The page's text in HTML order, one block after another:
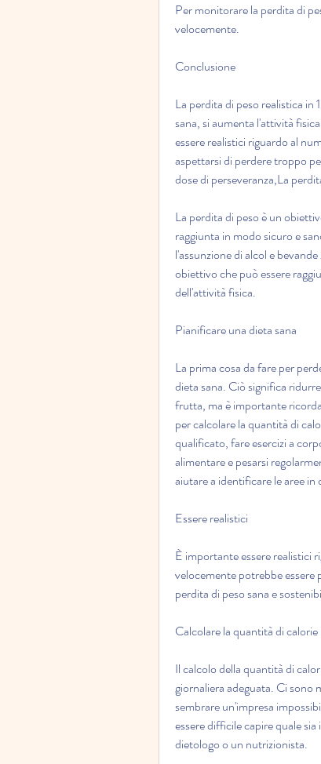
Per monitorare la perdita di
velocemente.
Conclusione
La perdita di peso realistica in
sana, si aumenta l'attività
essere realistici riguardo al
aspettarsi di perdere troppo
dose di perseveranza,La
La perdita di peso è un
raggiunta in modo sicuro e
l'assunzione di alcol e
obiettivo che può essere
dell'attività fisica.
Pianificare una dieta sana
La prima cosa da fare per
dieta sana. Ciò significa
frutta, ma è importante
per calcolare la quantità di
qualificato, fare esercizi a
alimentare e pesarsi
aiutare a identificare le aree
Essere realistici
È importante essere realistici
velocemente potrebbe
perdita di peso sana e
Calcolare la quantità di calorie
Il calcolo della quantità di
giornaliera adeguata. Ci sono
sembrare un'impresa
essere difficile capire quale
dietologo o un nutrizionista.